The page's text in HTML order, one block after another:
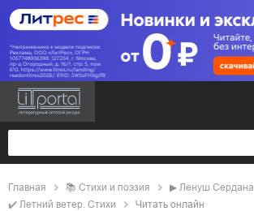
Главная 📚 стихи и поэзия ▶ Ленуш Сердана
✔️ Летний ветер. Стихи Читать онлайн